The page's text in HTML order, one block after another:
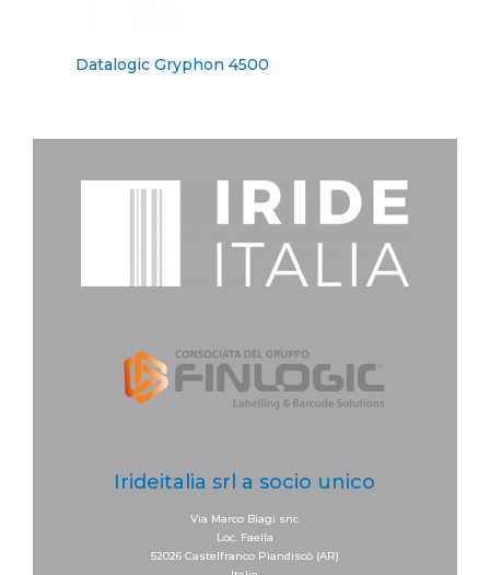
Datalogic Gryphon 4500
Irideitalia srl a socio unico
Via Marco Biagi snc
Loc. Faella
52026 Castelfranco Piandiscò (AR)